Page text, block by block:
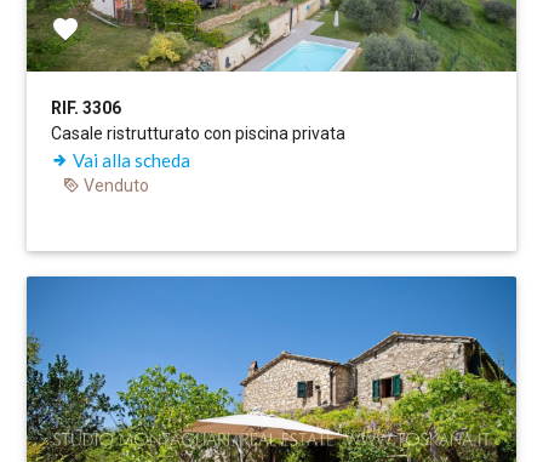
RIF. 3306
Casale ristrutturato con piscina privata
Vai alla scheda
Venduto